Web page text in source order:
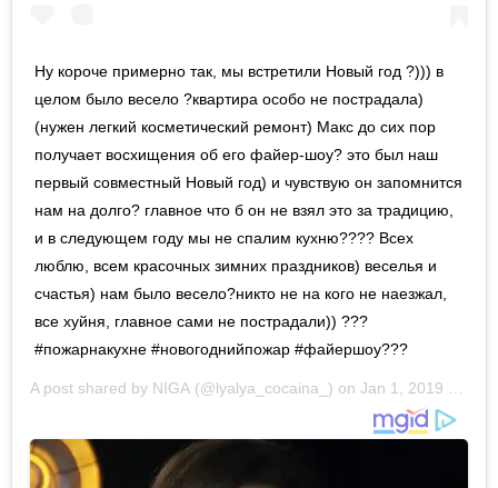
Ну короче примерно так, мы встретили Новый год ?))) в
целом было весело ?квартира особо не пострадала)
(нужен легкий косметический ремонт) Макс до сих пор
получает восхищения об его файер-шоу? это был наш
первый совместный Новый год) и чувствую он запомнится
нам на долго? главное что б он не взял это за традицию,
и в следующем году мы не спалим кухню???? Всех
люблю, всем красочных зимних праздников) веселья и
счастья) нам было весело?никто не на кого не наезжал,
все хуйня, главное сами не пострадали)) ???
#пожарнакухне #новогоднийпожар #файершоу???
A post shared by NIGA (@lyalya_cocaina_) on Jan 1, 2019 at 5:26am PST